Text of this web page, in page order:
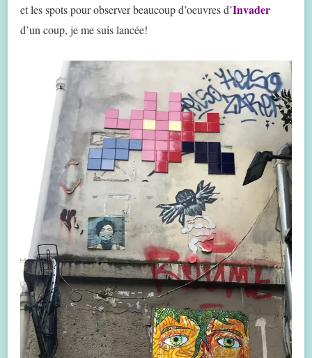
et les spots pour observer beaucoup d’oeuvres d’Invader
d’un coup, je me suis lancée!